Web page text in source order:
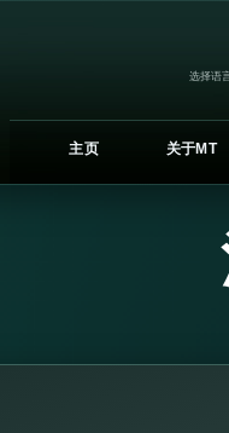
选择语
主页 关于MT